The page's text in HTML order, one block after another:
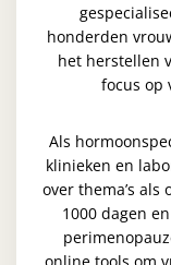
honderden
het herstellen
focus op
Als
klinieken en
over thema’s als
1000 dagen